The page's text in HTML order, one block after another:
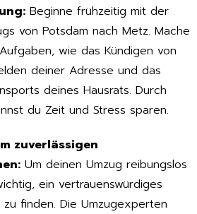
Beginne frühzeitig mit der
von Potsdam nach Metz. Mache
wie das Kündigen von
deiner Adresse und das
deines Hausrats. Durch
du Zeit und Stress sparen.
zuverlässigen
Um deinen Umzug reibungslos
ein vertrauenswürdiges
zu finden. Die Umzugexperten